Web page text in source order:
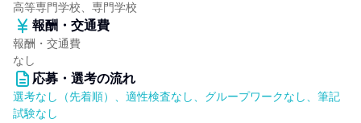
高等専門学校、専門学校
報酬・交通費
報酬・交通費
なし
応募・選考の流れ
選考なし（先着順）、適性検査なし、グループワークなし、筆記
試験なし